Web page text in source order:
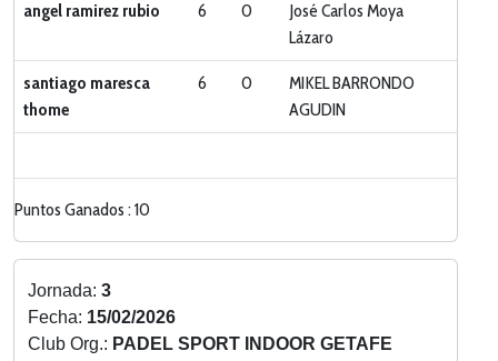
angel ramirez rubio 6 0
José Carlos Moya
Lázaro
santiago maresca
thome
6 0
MIKEL BARRONDO
AGUDIN
Puntos Ganados : 10
Jornada: 3
Fecha: 15/02/2026
Club Org.: PADEL SPORT INDOOR GETAFE